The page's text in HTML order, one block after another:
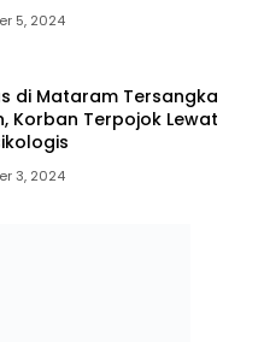
5, 2024
di Mataram Tersangka
Korban Terpojok Lewat
3, 2024